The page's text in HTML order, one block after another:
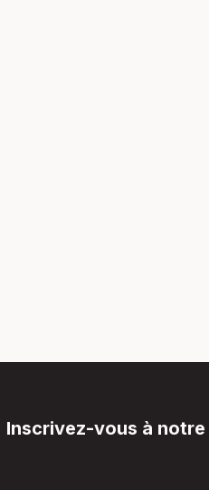
Inscrivez-vous à